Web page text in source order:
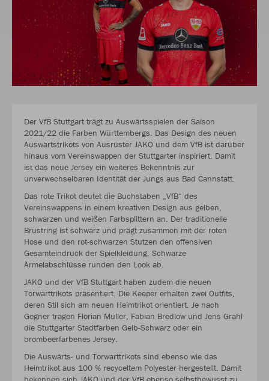
Der VfB Stuttgart trägt zu Auswärtsspielen der Saison
2021/22 die Farben Württembergs. Das Design des neuen
Auswärtstrikots von Ausrüster JAKO und dem VfB ist darüber
hinaus vom Vereinswappen der Stuttgarter inspiriert. Damit
ist das neue Jersey ein weiteres Bekenntnis zur
unverwechselbaren Identität der Jungs aus Bad Cannstatt.
Das rote Trikot deutet die Buchstaben „VfB“ des
Vereinswappens in einem kreativen Design aus gelben,
schwarzen und weißen Farbsplittern an. Der traditionelle
Brustring ist schwarz und prägt zusammen mit der roten
Hose und den rot-schwarzen Stutzen den offensiven
Gesamteindruck der Spielkleidung. Schwarze
Ärmelabschlüsse runden den Look ab.
JAKO und der VfB Stuttgart haben zudem die neuen
Torwarttrikots präsentiert. Die Keeper erhalten zwei Outfits,
deren Stil sich am neuen Heimtrikot orientiert. Je nach
Gegner tragen Florian Müller, Fabian Bredlow und Jens Grahl
die Stuttgarter Stadtfarben Gelb-Schwarz oder ein
brombeerfarbenes Jersey.
Die Auswärts- und Torwarttrikots sind ebenso wie das
Heimtrikot aus 100 % recyceltem Polyester hergestellt. Damit